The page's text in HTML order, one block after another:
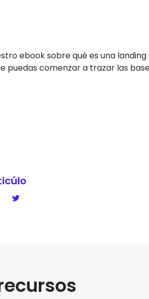
ebook sobre qué es una landing
puedas comenzar a trazar las